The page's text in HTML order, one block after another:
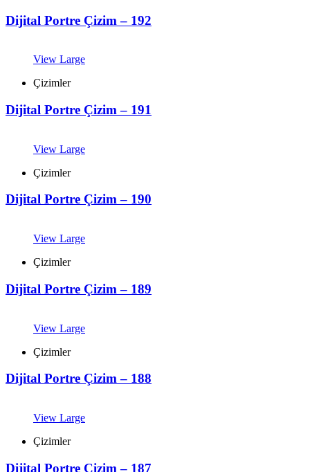
Dijital Portre Çizim – 192
View Large
Çizimler
Dijital Portre Çizim – 191
View Large
Çizimler
Dijital Portre Çizim – 190
View Large
Çizimler
Dijital Portre Çizim – 189
View Large
Çizimler
Dijital Portre Çizim – 188
View Large
Çizimler
Dijital Portre Çizim – 187